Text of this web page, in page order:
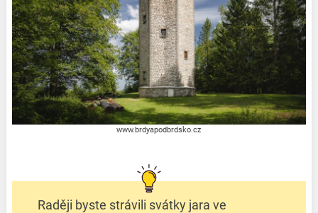
www.brdyapodbrdsko.cz
Raději byste strávili svátky jara ve